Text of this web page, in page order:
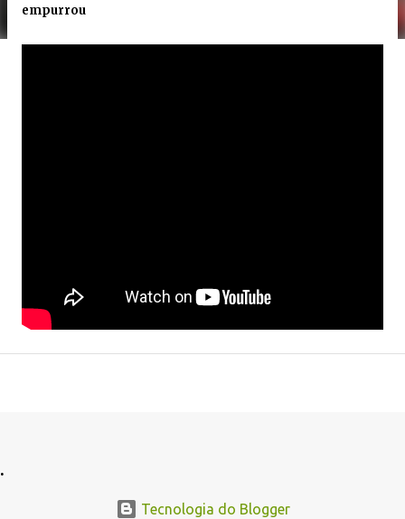
empurrou
.
Tecnologia do Blogger